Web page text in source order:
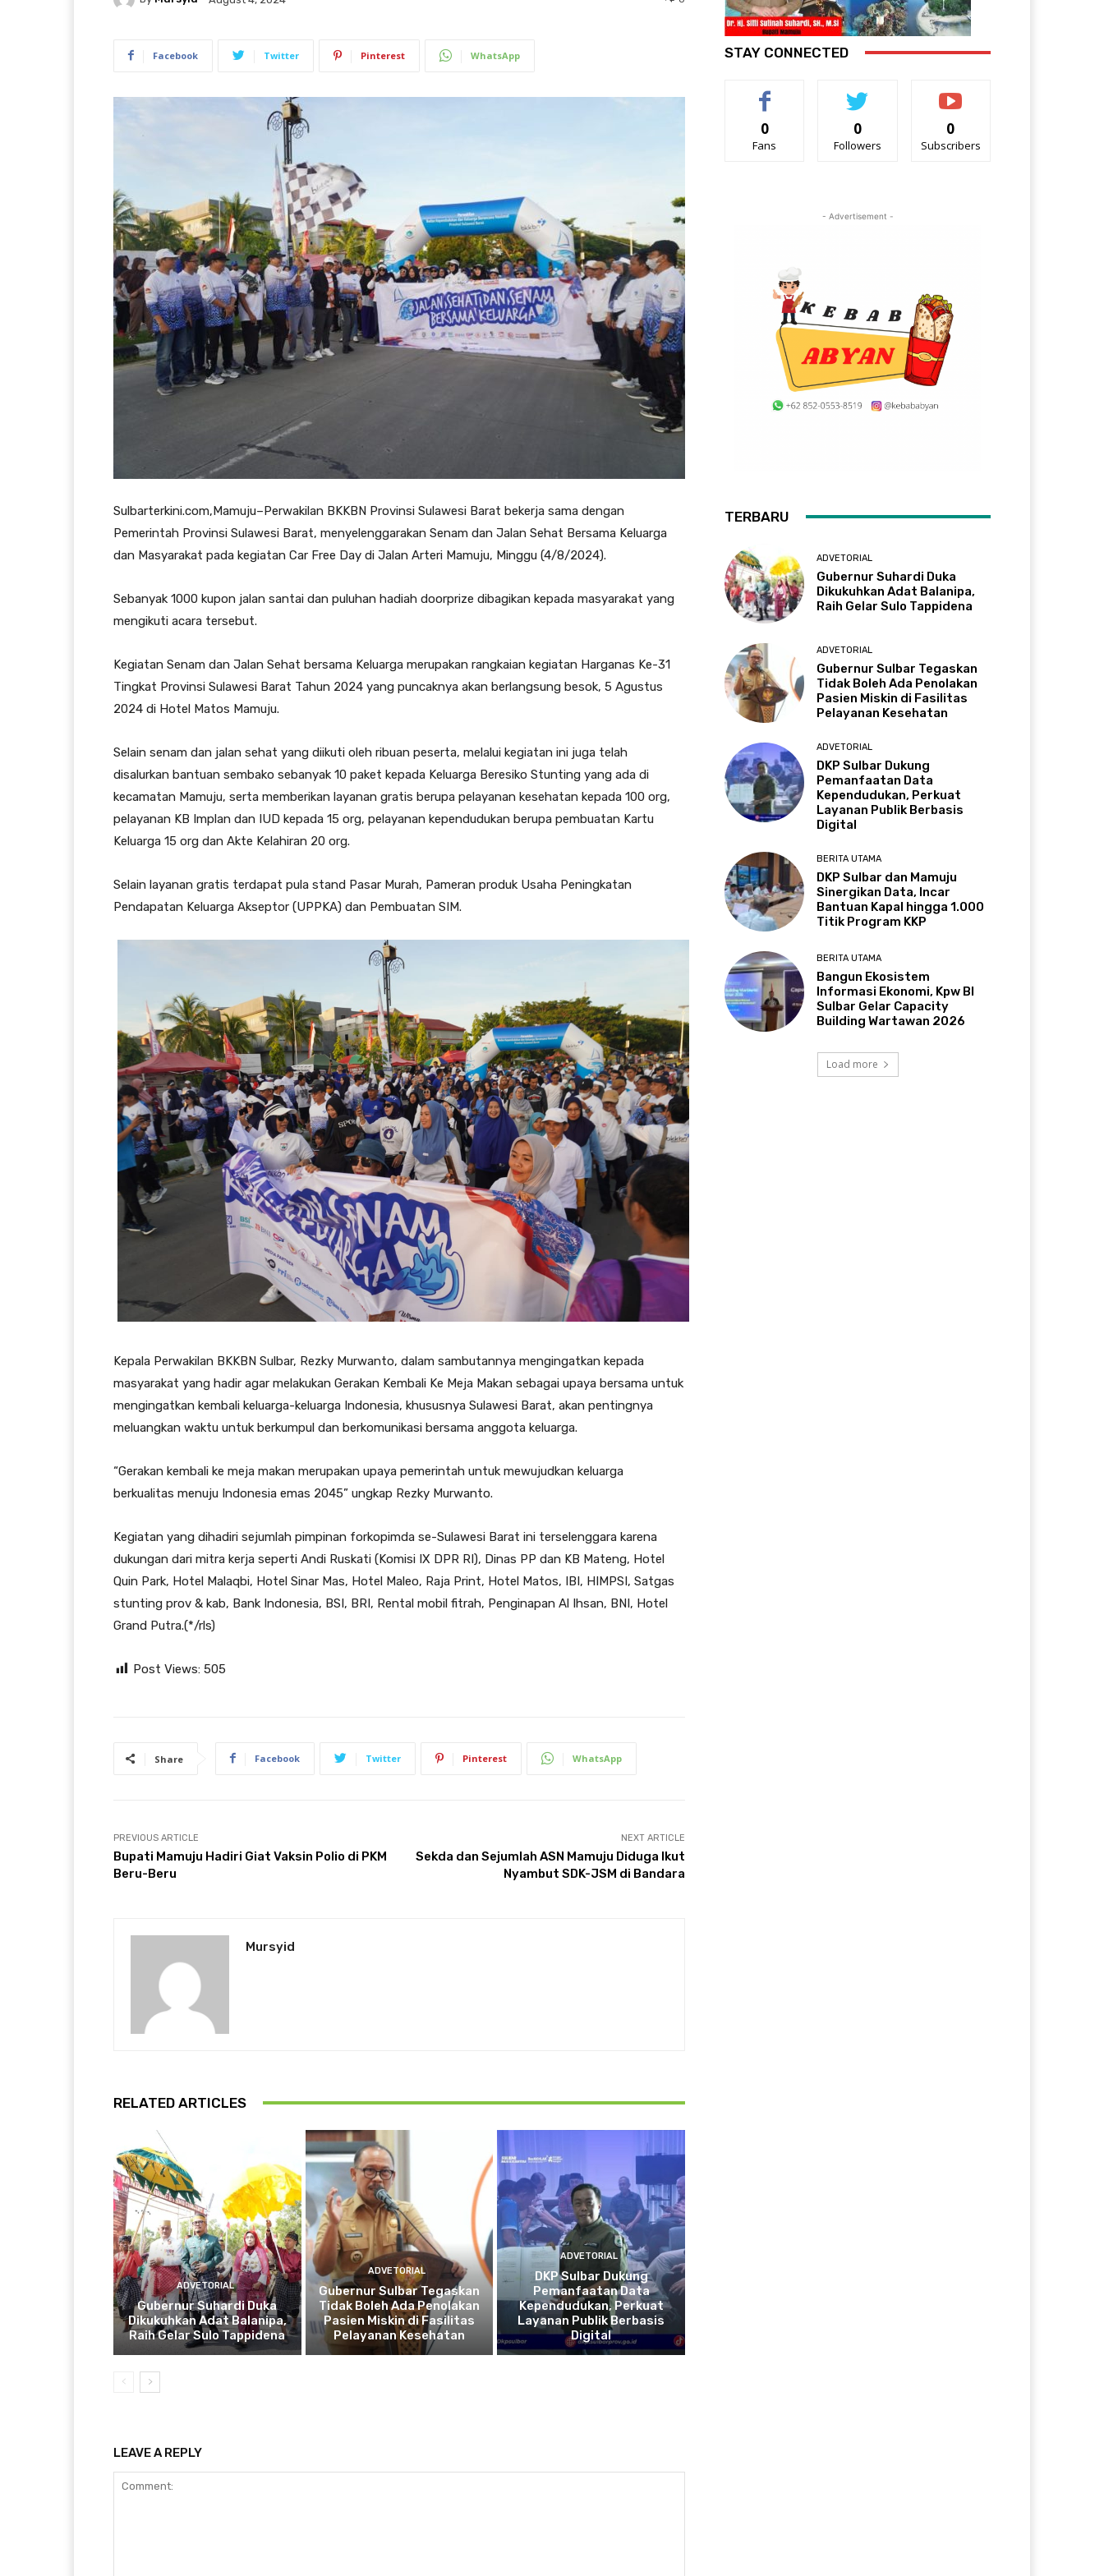
Facebook Twitter Pinterest WhatsApp
Sulbarterkini.com,Mamuju–Perwakilan BKKBN Provinsi Sulawesi Barat bekerja sama dengan
Pemerintah Provinsi Sulawesi Barat, menyelenggarakan Senam dan Jalan Sehat Bersama Keluarga
dan Masyarakat pada kegiatan Car Free Day di Jalan Arteri Mamuju, Minggu (4/8/2024).
Sebanyak 1000 kupon jalan santai dan puluhan hadiah doorprize dibagikan kepada masyarakat yang
mengikuti acara tersebut.
Kegiatan Senam dan Jalan Sehat bersama Keluarga merupakan rangkaian kegiatan Harganas Ke-31
Tingkat Provinsi Sulawesi Barat Tahun 2024 yang puncaknya akan berlangsung besok, 5 Agustus
2024 di Hotel Matos Mamuju.
Selain senam dan jalan sehat yang diikuti oleh ribuan peserta, melalui kegiatan ini juga telah
disalurkan bantuan sembako sebanyak 10 paket kepada Keluarga Beresiko Stunting yang ada di
kecamatan Mamuju, serta memberikan layanan gratis berupa pelayanan kesehatan kepada 100 org,
pelayanan KB Implan dan IUD kepada 15 org, pelayanan kependudukan berupa pembuatan Kartu
Keluarga 15 org dan Akte Kelahiran 20 org.
Selain layanan gratis terdapat pula stand Pasar Murah, Pameran produk Usaha Peningkatan
Pendapatan Keluarga Akseptor (UPPKA) dan Pembuatan SIM.
Kepala Perwakilan BKKBN Sulbar, Rezky Murwanto, dalam sambutannya mengingatkan kepada
masyarakat yang hadir agar melakukan Gerakan Kembali Ke Meja Makan sebagai upaya bersama untuk
mengingatkan kembali keluarga-keluarga Indonesia, khususnya Sulawesi Barat, akan pentingnya
meluangkan waktu untuk berkumpul dan berkomunikasi bersama anggota keluarga.
“Gerakan kembali ke meja makan merupakan upaya pemerintah untuk mewujudkan keluarga
berkualitas menuju Indonesia emas 2045” ungkap Rezky Murwanto.
Kegiatan yang dihadiri sejumlah pimpinan forkopimda se-Sulawesi Barat ini terselenggara karena
dukungan dari mitra kerja seperti Andi Ruskati (Komisi IX DPR RI), Dinas PP dan KB Mateng, Hotel
Quin Park, Hotel Malaqbi, Hotel Sinar Mas, Hotel Maleo, Raja Print, Hotel Matos, IBI, HIMPSI, Satgas
stunting prov & kab, Bank Indonesia, BSI, BRI, Rental mobil fitrah, Penginapan Al Ihsan, BNI, Hotel
Grand Putra.(*/rls)
Post Views: 505
Share Facebook Twitter Pinterest WhatsApp
PREVIOUS ARTICLE
Bupati Mamuju Hadiri Giat Vaksin Polio di PKM
Beru-Beru
NEXT ARTICLE
Sekda dan Sejumlah ASN Mamuju Diduga Ikut
Nyambut SDK-JSM di Bandara
Mursyid
RELATED ARTICLES
ADVETORIAL
Gubernur Suhardi Duka
Dikukuhkan Adat Balanipa,
Raih Gelar Sulo Tappidena
ADVETORIAL
Gubernur Sulbar Tegaskan
Tidak Boleh Ada Penolakan
Pasien Miskin di Fasilitas
Pelayanan Kesehatan
ADVETORIAL
DKP Sulbar Dukung
Pemanfaatan Data
Kependudukan, Perkuat
Layanan Publik Berbasis
Digital
LEAVE A REPLY
STAY CONNECTED
0
Fans
0
Followers
0
Subscribers
- Advertisement -
TERBARU
ADVETORIAL
Gubernur Suhardi Duka
Dikukuhkan Adat Balanipa,
Raih Gelar Sulo Tappidena
ADVETORIAL
Gubernur Sulbar Tegaskan
Tidak Boleh Ada Penolakan
Pasien Miskin di Fasilitas
Pelayanan Kesehatan
ADVETORIAL
DKP Sulbar Dukung
Pemanfaatan Data
Kependudukan, Perkuat
Layanan Publik Berbasis
Digital
BERITA UTAMA
DKP Sulbar dan Mamuju
Sinergikan Data, Incar
Bantuan Kapal hingga 1.000
Titik Program KKP
BERITA UTAMA
Bangun Ekosistem
Informasi Ekonomi, Kpw BI
Sulbar Gelar Capacity
Building Wartawan 2026
Load more